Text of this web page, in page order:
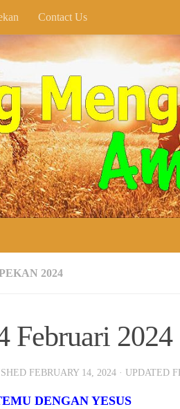
Contact Us
2024
Februari 2024
FEBRUARY 14, 2024 · UPDATED
DENGAN YESUS